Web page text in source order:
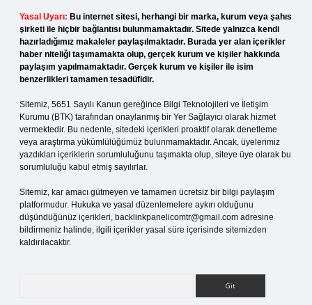
Yasal Uyarı: Bu internet sitesi, herhangi bir marka, kurum veya şahıs
şirketi ile hiçbir bağlantısı bulunmamaktadır. Sitede yalnızca kendi
hazırladığımız makaleler paylaşılmaktadır. Burada yer alan içerikler
haber niteliği taşımamakta olup, gerçek kurum ve kişiler hakkında
paylaşım yapılmamaktadır. Gerçek kurum ve kişiler ile isim
benzerlikleri tamamen tesadüfidir.
Sitemiz, 5651 Sayılı Kanun gereğince Bilgi Teknolojileri ve İletişim
Kurumu (BTK) tarafından onaylanmış bir Yer Sağlayıcı olarak hizmet
vermektedir. Bu nedenle, sitedeki içerikleri proaktif olarak denetleme
veya araştırma yükümlülüğümüz bulunmamaktadır. Ancak, üyelerimiz
yazdıkları içeriklerin sorumluluğunu taşımakta olup, siteye üye olarak bu
sorumluluğu kabul etmiş sayılırlar.
Sitemiz, kar amacı gütmeyen ve tamamen ücretsiz bir bilgi paylaşım
platformudur. Hukuka ve yasal düzenlemelere aykırı olduğunu
düşündüğünüz içerikleri, backlinkpanelicomtr@gmail.com adresine
bildirmeniz halinde, ilgili içerikler yasal süre içerisinde sitemizden
kaldırılacaktır.